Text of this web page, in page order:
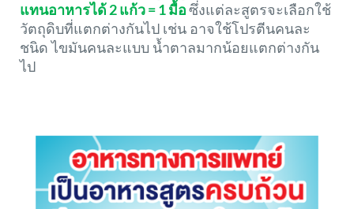
แทนอาหารได้ 2 แก้ว = 1 มื้อซึ่งแต่ละสูตรจะเลือกใช้
วัตถุดิบที่แตกต่างกันไป เช่น อาจใช้โปรตีนคนละ
ชนิด ไขมันคนละแบบ น้ำตาลมากน้อยแตกต่างกัน
ไป